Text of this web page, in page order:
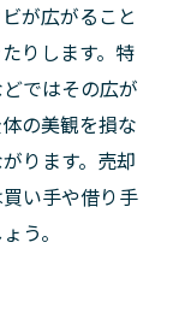
が広がること
りします。特
ではその広が
の美観を損な
ります。売却
い手や借り手
う。